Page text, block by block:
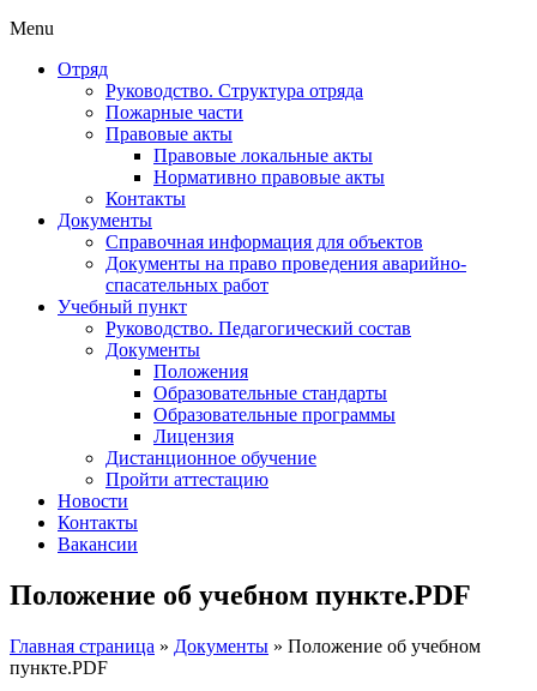
Menu
Отряд
Руководство. Структура отряда
Пожарные части
Правовые акты
Правовые локальные акты
Нормативно правовые акты
Контакты
Документы
Справочная информация для объектов
Документы на право проведения аварийно-
спасательных работ
Учебный пункт
Руководство. Педагогический состав
Документы
Положения
Образовательные стандарты
Образовательные программы
Лицензия
Дистанционное обучение
Пройти аттестацию
Новости
Контакты
Вакансии
Положение об учебном пункте.PDF
Главная страница » Документы » Положение об учебном
пункте.PDF